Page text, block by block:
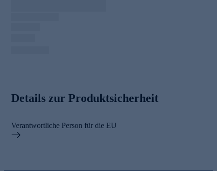
Details zur Produktsicherheit
Verantwortliche Person für die EU